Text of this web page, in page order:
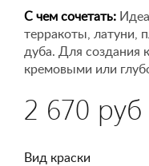
С чем сочетать:
терракоты, латуни,
дуба. Для создания
кремовыми или
2 670 руб
Вид краски